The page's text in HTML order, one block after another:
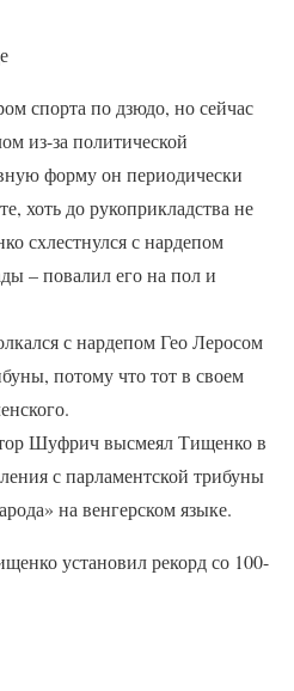
спорта по дзюдо, но сейчас
из-за политической
форму он периодически
хоть до рукоприкладства не
схлестнулся с нардепом
– повалил его на пол и
с нардепом Гео Леросом
потому что тот в своем
Шуфрич высмеял Тищенко в
с парламентской трибуны
на венгерском языке.
установил рекорд со 100-